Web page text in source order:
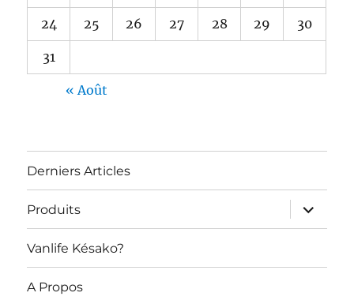
24 25 26 27 28 29 30
31
« Août
Derniers Articles
Produits
ouvrir
le
sous-
Vanlife Késako?
A Propos